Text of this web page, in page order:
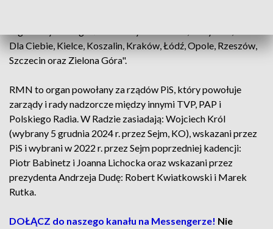
Dla Ciebie, Kielce, Koszalin, Kraków, Łódź, Opole, Rzeszów,
Szczecin oraz Zielona Góra".
RMN to organ powołany za rządów PiS, który powołuje
zarządy i rady nadzorcze między innymi TVP, PAP i
Polskiego Radia. W Radzie zasiadają: Wojciech Król
(wybrany 5 grudnia 2024 r. przez Sejm, KO), wskazani przez
PiS i wybrani w 2022 r. przez Sejm poprzedniej kadencji:
Piotr Babinetz i Joanna Lichocka oraz wskazani przez
prezydenta Andrzeja Dudę: Robert Kwiatkowski i Marek
Rutka.
DOŁĄCZ do naszego kanału na Messengerze! Nie